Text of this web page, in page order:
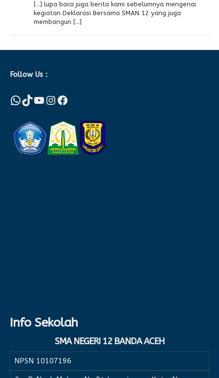
[…] lupa baca juga berita kami sebelumnya mengenai
kegiatan Deklarasi Bersama SMAN 12 yang juga
membangun […]
Follow Us :
WhatsApp
TikTok
YouTube
Instagram
Facebook
Info Sekolah
SMA NEGERI 12 BANDA ACEH
NPSN 10107196